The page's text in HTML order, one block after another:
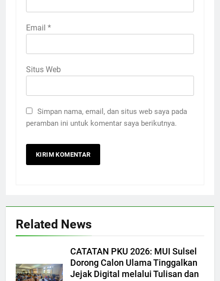
Email *
Situs Web
Simpan nama, email, dan situs web saya pada
peramban ini untuk komentar saya berikutnya.
Related News
CATATAN PKU 2026: MUI Sulsel
Dorong Calon Ulama Tinggalkan
Jejak Digital melalui Tulisan dan